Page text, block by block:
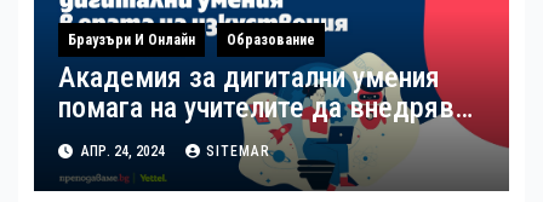
Браузъри И Онлайн Образование
Академия за дигитални умения
помага на учителите да внедряват
изкуствения интелект в учебния
процес
АПР. 24, 2024 SITEMAR